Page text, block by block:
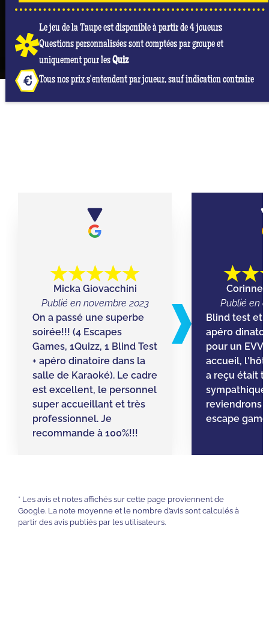
Le jeu de la Taupe est disponible à partir de 4 joueurs
Questions personnalisées sont comptées par groupe et
uniquement pour lesQuiz
Tous nos prix s'entendent par joueur, sauf indication contraire
Micka Giovacchini
Publié en novembre 2023
On a passé une superbe
soirée!!! (4 Escapes
Games, 1Quizz, 1 Blind Test
+ apéro dinatoire dans la
salle de Karaoké). Le cadre
est excellent, le personnel
super accueillant et très
professionnel. Je
recommande à 100%!!!
Corinne
Publié en
Blind test et
apéro
pour un
accueil,
a reçu était
reviendrons
escape
* Les avis et notes affichés sur cette page proviennent de
Google. La note moyenne et le nombre d’avis sont calculés à
partir des avis publiés par les utilisateurs.